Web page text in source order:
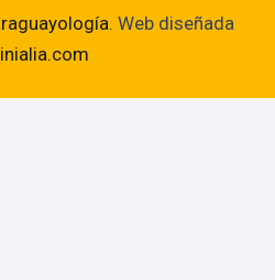
. Web diseñada
inialia.com